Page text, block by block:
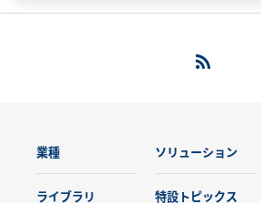
業種 ソリューション
ライブラリ 特設トピックス